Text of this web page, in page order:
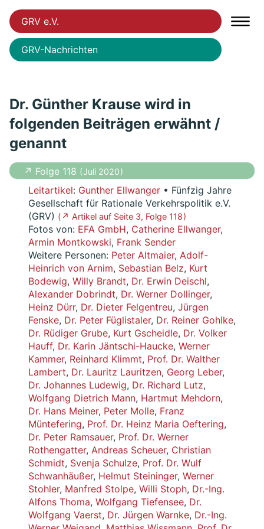
GRV e.V.
GRV-Nachrichten
Dr. Günther Krause wird in
folgenden Beiträgen erwähnt /
genannt
↗ Folge 118 ( Juli 2020 )
Leitartikel: Gunther Ellwanger • Fünfzig Jahre
Gesellschaft für Rationale Verkehrspolitik e.V.
(GRV) ( ↗ Artikel auf Seite 3, Folge 118 )
Fotos von: EFA GmbH, Catherine Ellwanger,
Armin Montkowski, Frank Sender
Weitere Personen: Peter Altmaier, Adolf-
Heinrich von Arnim, Sebastian Belz, Kurt
Bodewig, Willy Brandt, Dr. Erwin Deischl,
Alexander Dobrindt, Dr. Werner Dollinger,
Heinz Dürr, Dr. Dieter Felgentreu, Jürgen
Fenske, Dr. Peter Füglistaler, Dr. Reiner Gohlke,
Dr. Rüdiger Grube, Kurt Gscheidle, Dr. Volker
Hauff, Dr. Karin Jäntschi-Haucke, Werner
Kammer, Reinhard Klimmt, Prof. Dr. Walther
Lambert, Dr. Lauritz Lauritzen, Georg Leber,
Dr. Johannes Ludewig, Dr. Richard Lutz,
Wolfgang Dietrich Mann, Hartmut Mehdorn,
Dr. Hans Meiner, Peter Molle, Franz
Müntefering, Prof. Dr. Heinz Maria Oeftering,
Dr. Peter Ramsauer, Prof. Dr. Werner
Rothengatter, Andreas Scheuer, Christian
Schmidt, Svenja Schulze, Prof. Dr. Wulf
Schwanhäußer, Helmut Steininger, Werner
Stohler, Manfred Stolpe, Willi Stoph, Dr.-Ing.
Alfons Thoma, Wolfgang Tiefensee, Dr.
Wolfgang Vaerst, Dr. Jürgen Warnke, Dr.-Ing.